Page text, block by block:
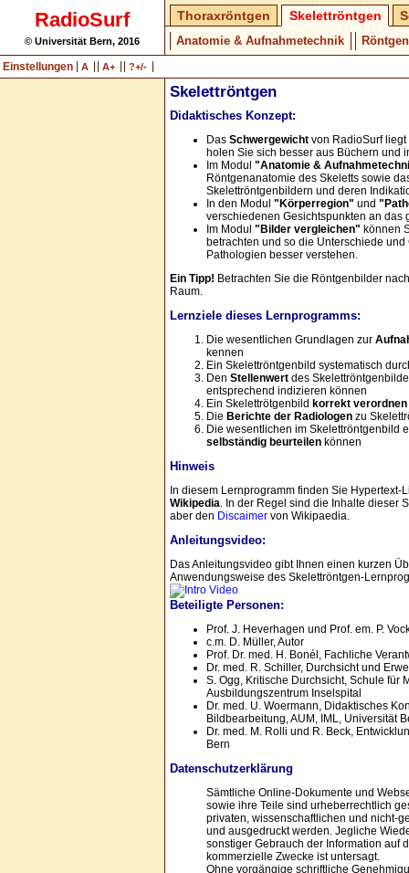
RadioSurf
© Universität Bern, 2016
Thoraxröntgen Skelettröntgen
Anatomie & Aufnahmetechnik
Einstellungen
A A+ ?+/-
Skelettröntgen
Didaktisches Konzept:
Das Schwergewicht von RadioSurf
holen Sie sich besser aus Büchern und
Im Modul "Anatomie &
Röntgenanatomie des Skeletts sowie
Skelettröntgenbildern und deren
In den Modul "Körperregion" und
verschiedenen Gesichtspunkten an das
Im Modul "Bilder vergleichen" können
betrachten und so die Unterschiede
Pathologien besser verstehen.
Ein Tipp! Betrachten Sie die Röntgenbilder
Raum.
Lernziele dieses Lernprogramms:
Die wesentlichen Grundlagen zur
kennen
Ein Skelettröntgenbild systematisch
Den Stellenwert des
entsprechend indizieren können
Ein Skelettrötgenbild korrekt verordnen
Die Berichte der Radiologen zu
Die wesentlichen im Skelettröntgenbild
selbständig beurteilen können
Hinweis
In diesem Lernprogramm finden Sie
Wikipedia. In der Regel sind die Inhalte dieser
aber den Discaimer von Wikipaedia.
Anleitungsvideo:
Das Anleitungsvideo gibt Ihnen einen kurzen
Anwendungsweise des Skelettröntgen-
Beteiligte Personen:
Prof. J. Heverhagen und Prof. em. P.
c.m. D. Müller, Autor
Prof. Dr. med. H. Bonél, Fachliche
Dr. med. R. Schiller, Durchsicht und
S. Ogg, Kritische Durchsicht, Schule für
Ausbildungszentrum Inselspital
Dr. med. U. Woermann, Didaktisches
Bildbearbeitung, AUM, IML, Universität
Dr. med. M. Rolli und R. Beck,
Bern
Datenschutzerklärung
Sämtliche Online-Dokumente und
sowie ihre Teile sind urheberrechtlich
privaten, wissenschaftlichen und nicht-
und ausgedruckt werden. Jegliche
sonstiger Gebrauch der Information auf
kommerzielle Zwecke ist untersagt.
Ohne vorgängige schriftliche